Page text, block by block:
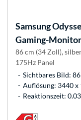
Samsung
Gaming-Monitor
86 cm (34 Zoll),
175Hz Panel
Sichtbares Bild:
Auflösung: 3440 x
Reaktionszeit: